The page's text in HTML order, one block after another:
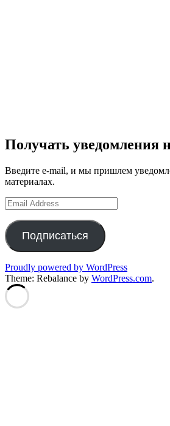
Получать уведомления
Введите e-mail, и мы пришлем
материалах.
Email
Address
Подписаться
Proudly powered by WordPress
Theme: Rebalance by WordPress.com.